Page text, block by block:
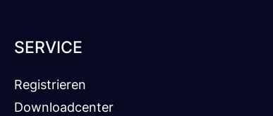
SERVICE
Registrieren
Downloadcenter